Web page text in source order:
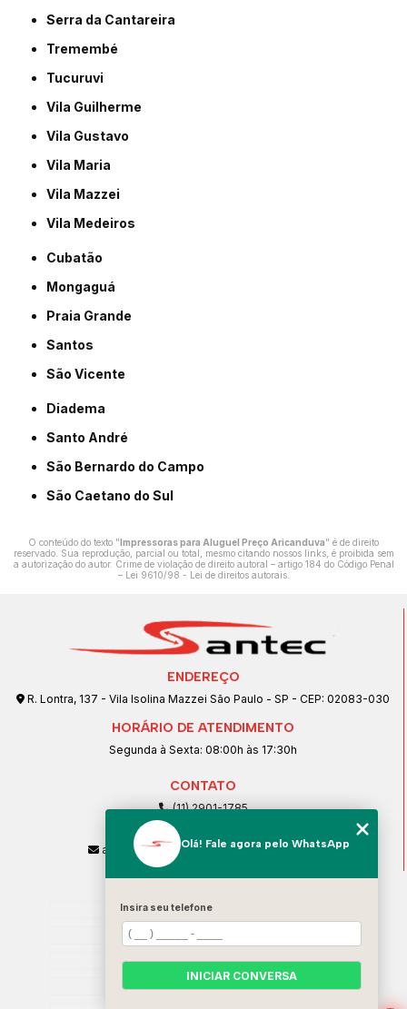
Serra da Cantareira
Tremembé
Tucuruvi
Vila Guilherme
Vila Gustavo
Vila Maria
Vila Mazzei
Vila Medeiros
Cubatão
Mongaguá
Praia Grande
Santos
São Vicente
Diadema
Santo André
São Bernardo do Campo
São Caetano do Sul
O conteúdo do texto "Impressoras para Aluguel Preço Aricanduva" é de direito
reservado. Sua reprodução, parcial ou total, mesmo citando nossos links, é proibida sem
a autorização do autor. Crime de violação de direito autoral – artigo 184 do Código Penal
– Lei 9610/98 - Lei de direitos autorais.
ENDEREÇO
R. Lontra, 137 - Vila Isolina Mazzei São Paulo - SP - CEP: 02083-030
HORÁRIO DE ATENDIMENTO
Segunda à Sexta: 08:00h às 17:30h
CONTATO
(11) 2901-1785
(11) 99239-1832
atendimento@santeccopiadoras.com.br
Home
Empresa
SERVIÇOS
Contato
Olá! Fale agora pelo WhatsApp
Insira seu telefone
INICIAR CONVERSA